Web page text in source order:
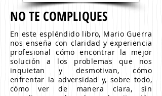
NO TE COMPLIQUES
En este espléndido libro, Mario Guerra
nos enseña con claridad y experiencia
profesional cómo encontrar la mejor
solución a los problemas que nos
inquietan y desmotivan, cómo
enfrentar la adversidad y, sobre todo,
cómo ver de manera clara, sin